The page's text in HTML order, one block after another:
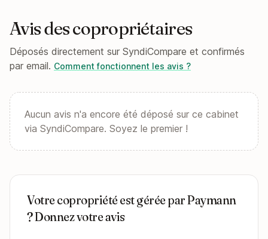
Avis des copropriétaires
Déposés directement sur SyndiCompare et confirmés
par email. Comment fonctionnent les avis ?
Aucun avis n'a encore été déposé sur ce cabinet
via SyndiCompare. Soyez le premier !
Votre copropriété est gérée par Paymann
? Donnez votre avis